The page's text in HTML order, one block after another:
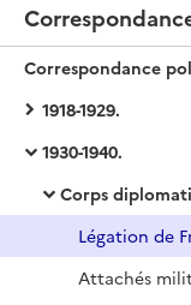
1918-1929.
1930-1940.
Corps
Attachés